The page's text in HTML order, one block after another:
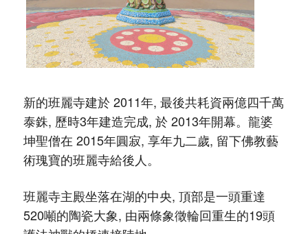
新的班麗寺建於 2011年, 最後共耗資兩億四千萬
泰銖, 歷時3年建造完成, 於 2013年開幕。龍婆
坤聖僧在 2015年​圓寂, 享年九二歲, 留下佛教藝
術瑰寶的班麗寺給後人。
班麗寺主殿坐落在湖的中央, 頂部是一頭重達
520噸的陶瓷大象, 由兩條象徵輪回重生的19頭